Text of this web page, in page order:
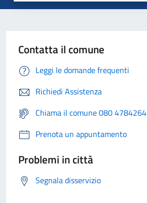
Contatta il comune
Leggi le domande frequenti
Richiedi Assistenza
Chiama il comune 080 4784264
Prenota un appuntamento
Problemi in città
Segnala disservizio